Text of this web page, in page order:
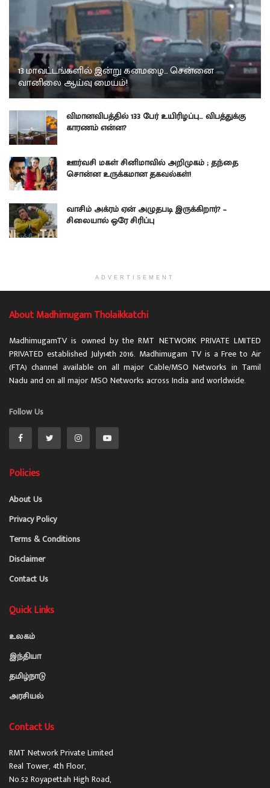
13 மாவட்டங்களில் இன்று கனமழை… சென்னை
வானிலை ஆய்வு மையம்!
விமானவிபத்தில் 133 பேர் உயிரிழப்பு… விபத்துக்கு
காரணம் என்ன?
ஊர்வசி மகள் சினிமாவில் அறிமுகம் ; தந்தை
சொன்ன உருக்கமான தகவல்கள்!
வாசிம் அக்ரம் ஏன் அழுதபடி இருக்கிறார்? –
சிலையால் ஒரே சிரிப்பு
ADVERTISEMENT
About Madhimugam Tholaikkatchi
MadhimugamTV is owned by the RMT NETWORK PRIVATE LMITED
PRIVATED established July14th 2016. Madhimugam TV is a Free to Air
(FTA) channel available on all major Cable/MSO Networks in Tamil
Nadu and on all major MSO Networks across India and worldwide.
Follow Us
Policies
About Us
Privacy Policy
Terms & Conditions
Disclaimer
Contact Us
Quick Links
உலகம்
இந்தியா
தமிழ்நாடு
அரசியல்
Contact Us
RMT Network Private Limited
Real Tower, 4th Floor,
No.52 Royapettah High Road,